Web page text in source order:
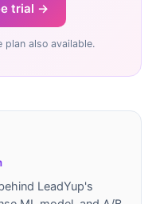
trial →
plan also available.
LeadYup's